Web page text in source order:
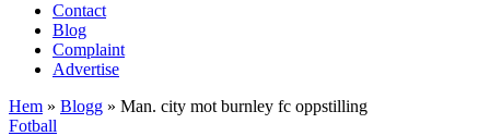
Contact
Blog
Complaint
Advertise
Hem » Blogg » Man. city mot burnley fc oppstilling
Fotball